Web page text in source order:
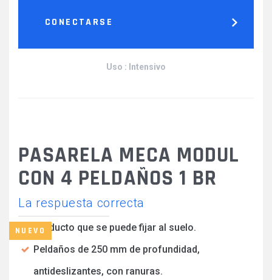
CONECTARSE
Uso : Intensivo
PASARELA MECA MODUL
CON 4 PELDAÑOS 1 BR
La respuesta correcta
NUEVOProducto que se puede fijar al suelo.
Peldaños de 250 mm de profundidad,
antideslizantes, con ranuras.